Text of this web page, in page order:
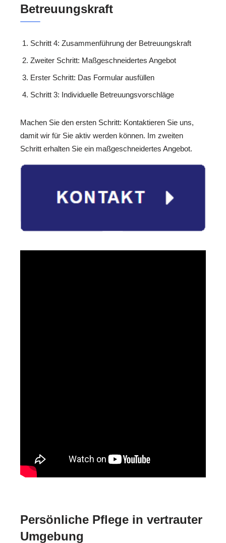
Betreuungskraft
Schritt 4: Zusammenführung der Betreuungskraft
Zweiter Schritt: Maßgeschneidertes Angebot
Erster Schritt: Das Formular ausfüllen
Schritt 3: Individuelle Betreuungsvorschläge
Machen Sie den ersten Schritt: Kontaktieren Sie uns,
damit wir für Sie aktiv werden können. Im zweiten
Schritt erhalten Sie ein maßgeschneidertes Angebot.
Persönliche Pflege in vertrauter
Umgebung